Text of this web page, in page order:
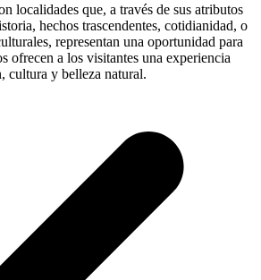
localidades que, a través de sus atributos
hechos trascendentes, cotidianidad, o
representan una oportunidad para
ofrecen a los visitantes una experiencia
cultura y belleza natural.